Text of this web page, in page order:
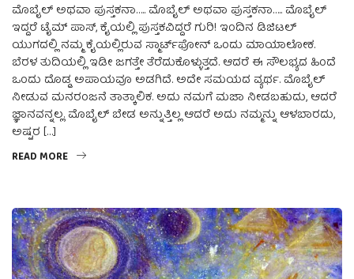
ಮೊಬೈಲ್ ಅಥವಾ ಪುಸ್ತಕನಾ….. ಮೊಬೈಲ್ ಅಥವಾ ಪುಸ್ತಕನಾ….. ಮೊಬೈಲ್
ಇದ್ದರೆ ಟೈಮ್ ಪಾಸ್, ಕೈಯಲ್ಲಿ ಪುಸ್ತಕವಿದ್ದರೆ ಗುರಿ! ಇಂದಿನ ಡಿಜಿಟಲ್
ಯುಗದಲ್ಲಿ ನಮ್ಮ ಕೈಯಲ್ಲಿರುವ ಸ್ಮಾರ್ಟ್‌ಫೋನ್ ಒಂದು ಮಾಯಾಲೋಕ.
ಬೆರಳ ತುದಿಯಲ್ಲಿ ಇಡೀ ಜಗತ್ತೇ ತೆರೆದುಕೊಳ್ಳುತ್ತದೆ. ಆದರೆ ಈ ಸೌಲಭ್ಯದ ಹಿಂದೆ
ಒಂದು ದೊಡ್ಡ ಅಪಾಯವೂ ಅಡಗಿದೆ. ಅದೇ ಸಮಯದ ವ್ಯರ್ಥ. ಮೊಬೈಲ್
ನೀಡುವ ಮನರಂಜನೆ ತಾತ್ಕಾಲಿಕ. ಅದು ನಮಗೆ ಮಜಾ ನೀಡಬಹುದು, ಆದರೆ
ಜ್ಞಾನವನ್ನಲ್ಲ. ಮೊಬೈಲ್ ಬೇಡ ಅನ್ನುತ್ತಿಲ್ಲ ಆದರೆ ಅದು ನಮ್ಮನ್ನು ಆಳಬಾರದು,
ಅಷ್ಟರ […]
READ MORE